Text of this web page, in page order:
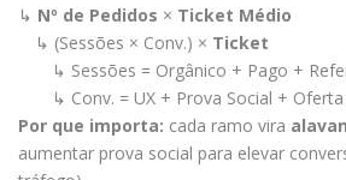
↳ Nº de Pedidos × Ticket Médio
↳ (Sessões × Conv.) × Ticket
↳ Sessões = Orgânico + Pago +
↳ Conv. = UX + Prova Social + Oferta
Por que importa: cada ramo vira
aumentar prova social para elevar